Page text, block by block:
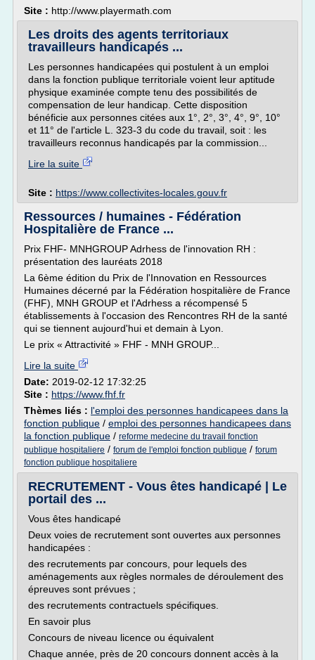
Site : http://www.playermath.com
Les droits des agents territoriaux
travailleurs handicapés ...
Les personnes handicapées qui postulent à un emploi
dans la fonction publique territoriale voient leur aptitude
physique examinée compte tenu des possibilités de
compensation de leur handicap. Cette disposition
bénéficie aux personnes citées aux 1°, 2°, 3°, 4°, 9°, 10°
et 11° de l'article L. 323-3 du code du travail, soit : les
travailleurs reconnus handicapés par la commission...
Lire la suite
Site : https://www.collectivites-locales.gouv.fr
Ressources / humaines - Fédération
Hospitalière de France ...
Prix FHF- MNHGROUP Adrhess de l'innovation RH :
présentation des lauréats 2018
La 6ème édition du Prix de l'Innovation en Ressources
Humaines décerné par la Fédération hospitalière de France
(FHF), MNH GROUP et l'Adrhess a récompensé 5
établissements à l'occasion des Rencontres RH de la santé
qui se tiennent aujourd'hui et demain à Lyon.
Le prix « Attractivité » FHF - MNH GROUP...
Lire la suite
Date: 2019-02-12 17:32:25
Site : https://www.fhf.fr
Thèmes liés : l'emploi des personnes handicapees dans la
fonction publique / emploi des personnes handicapees dans
la fonction publique / reforme medecine du travail fonction
publique hospitaliere / forum de l'emploi fonction publique / forum
fonction publique hospitaliere
RECRUTEMENT - Vous êtes handicapé | Le
portail des ...
Vous êtes handicapé
Deux voies de recrutement sont ouvertes aux personnes
handicapées :
des recrutements par concours, pour lequels des
aménagements aux règles normales de déroulement des
épreuves sont prévues ;
des recrutements contractuels spécifiques.
En savoir plus
Concours de niveau licence ou équivalent
Chaque année, près de 20 concours donnent accès à la